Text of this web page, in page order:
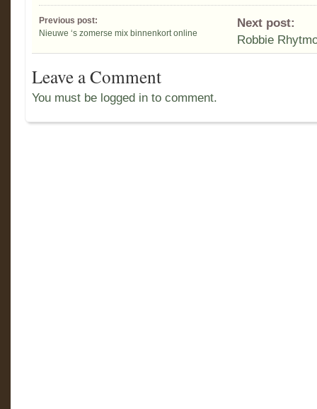
Previous post:
Nieuwe ‘s zomerse mix binnenkort online
Next post:
Robbie
Leave a Comment
You must be logged in to comment.